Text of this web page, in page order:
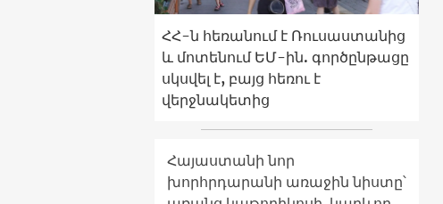
ՀՀ-ն հեռանում է Ռուսաստանից
և մոտենում ԵՄ-ին. գործընթացը
սկսվել է, բայց հեռու է
վերջնակետից
Հայաստանի նոր
խորհրդարանի առաջին նիստը՝